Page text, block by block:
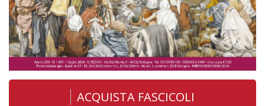
ACQUISTA FASCICOLI